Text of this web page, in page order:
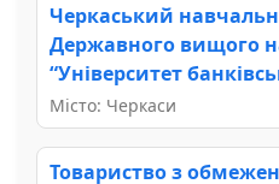
Черкаський
Державного вищого
“Університет
Місто: Черкаси
Товариство з